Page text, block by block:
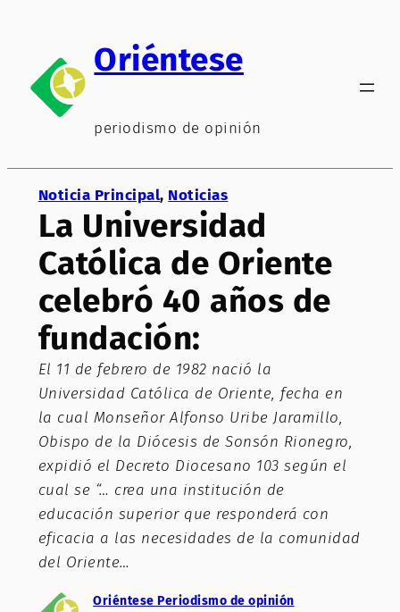
contenido
Oriéntese
periodismo de opinión
Noticia Principal, Noticias
La Universidad
Católica de Oriente
celebró 40 años de
fundación:
El 11 de febrero de 1982 nació la
Universidad Católica de Oriente, fecha en
la cual Monseñor Alfonso Uribe Jaramillo,
Obispo de la Diócesis de Sonsón Rionegro,
expidió el Decreto Diocesano 103 según el
cual se “… crea una institución de
educación superior que responderá con
eficacia a las necesidades de la comunidad
del Oriente…
Oriéntese Periodismo de opinión